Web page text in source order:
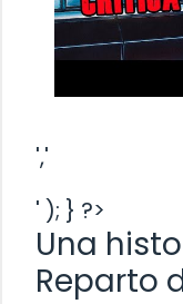
','
' ); } ?>
Una
Reparto